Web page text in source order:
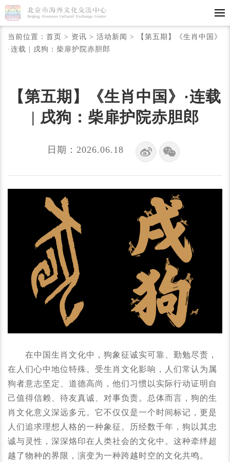
当前位置： 首页 > 资讯 > 活动新闻 >
【第五期】《生肖中国》
·连载 | 戌狗：柴扉护院赤胆郎
【第五期】《生肖中国》·连载
| 戌狗：柴扉护院赤胆郎
日期：2026.06.18
在中国生肖文化中，狗象征诚实可靠、勤勉尽责，
在人们心中地位特殊。受生肖文化影响，人们常认为属
狗者意志坚定、道德高尚，他们习惯以实际行动证明自
己值得信赖、待友真诚、对事负责。总体而言，狗的生
肖文化意义深远多元。它不仅仅是一个时间标记，更是
人们追求理想人格的一种象征。历经数千年，狗以其忠
诚与灵性，深深烙印在人类社会的文化中。这种牵绊超
越了物种的界限，演变为一种跨越时空的文化共鸣。